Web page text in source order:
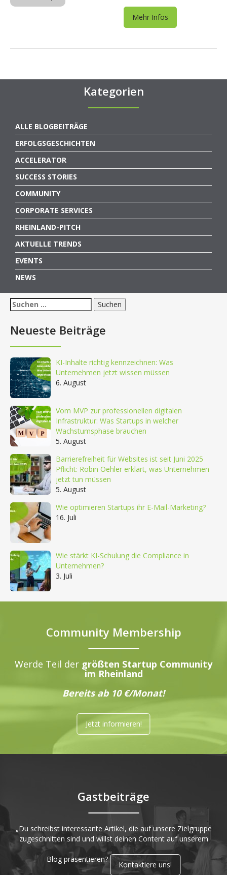
Mehr Infos
Kategorien
ALLE BLOGBEITRÄGE
ERFOLGSGESCHICHTEN
ACCELERATOR
SUCCESS STORIES
COMMUNITY
CORPORATE SERVICES
RHEINLAND-PITCH
AKTUELLE TRENDS
EVENTS
NEWS
Suchen
nach:
Neueste Beiträge
KI-Inhalte richtig kennzeichnen: Was
Unternehmen jetzt wissen müssen
6. August
Vom MVP zur professionellen digitalen
Infrastruktur: Was Startups in welcher
Wachstumsphase brauchen
5. August
Barrierefreiheit für Websites ist seit Juni 2025
Pflicht: Robin Oehler erklärt, was Unternehmen
jetzt tun müssen
5. August
Wie optimieren Startups ihr E-Mail-Marketing?
16. Juli
Wie stärkt KI-Schulung die Compliance in
Unternehmen?
3. Juli
Community Membership
Werde Teil der größten Startup Community
im Rheinland
Bereits ab 10 €/Monat!
Jetzt informieren!
Gastbeiträge
„Du schreibst interessante Artikel, die auf unsere Zielgruppe
zugeschnitten sind und willst deinen Content auf unserem
Blog präsentieren?
Kontaktiere uns!